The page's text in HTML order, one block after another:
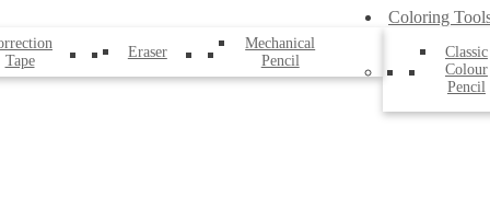
Tape
Eraser
Mechanical
Pencil
Coloring
Classic
Colour
Pencil